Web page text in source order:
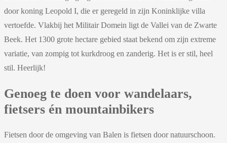
door koning Leopold I, die er geregeld in zijn Koninklijke villa
vertoefde. Vlakbij het Militair Domein ligt de Vallei van de Zwarte
Beek. Het 1300 grote hectare gebied staat bekend om zijn extreme
variatie, van zompig tot kurkdroog en zanderig. Het is er stil, heel
stil. Heerlijk!
Genoeg te doen voor wandelaars,
fietsers én mountainbikers
Fietsen door de omgeving van Balen is fietsen door natuurschoon.